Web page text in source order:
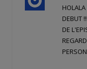
DEBUT
DE